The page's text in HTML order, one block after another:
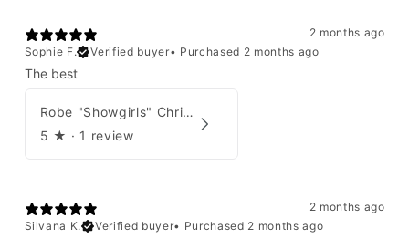
2 months ago
Sophie F.
Verified buyer• Purchased 2 months ago
The best
Robe "Showgirls" Christian Dior par John Galliano Été 2003
5 ★ · 1 review
2 months ago
Silvana K.
Verified buyer• Purchased 2 months ago